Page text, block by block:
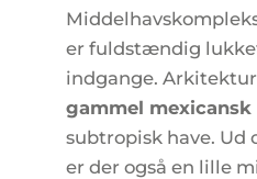
er fuldstændig
indgange.
gammel mexicansk
subtropisk have. Ud
er der også en lille